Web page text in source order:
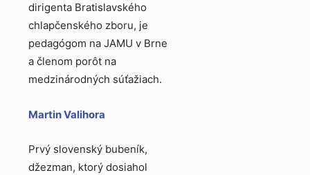
dirigenta Bratislavského
chlapčenského zboru, je
pedagógom na JAMU v Brne
a členom porôt na
medzinárodných súťažiach.
Martin Valihora
Prvý slovenský bubeník,
džezman, ktorý dosiahol